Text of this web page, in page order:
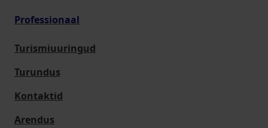
Professionaal
Turismiuuringud
Turundus
Kontaktid
Arendus